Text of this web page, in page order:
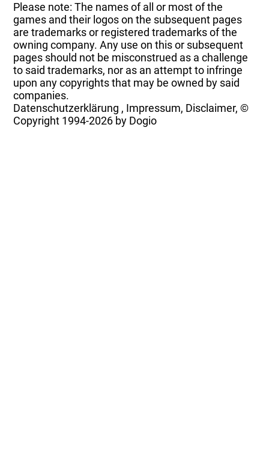
Please note: The names of all or most of the
games and their logos on the subsequent pages
are trademarks or registered trademarks of the
owning company. Any use on this or subsequent
pages should not be misconstrued as a challenge
to said trademarks, nor as an attempt to infringe
upon any copyrights that may be owned by said
companies.
Datenschutzerklärung , Impressum, Disclaimer, ©
Copyright 1994-2026 by Dogio